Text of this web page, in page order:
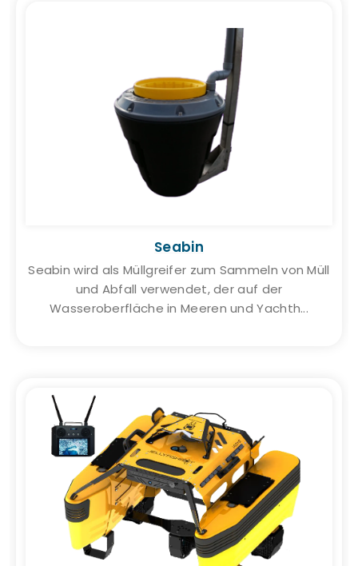
Seabin
Seabin wird als Müllgreifer zum Sammeln von Müll
und Abfall verwendet, der auf der
Wasseroberfläche in Meeren und Yachth...